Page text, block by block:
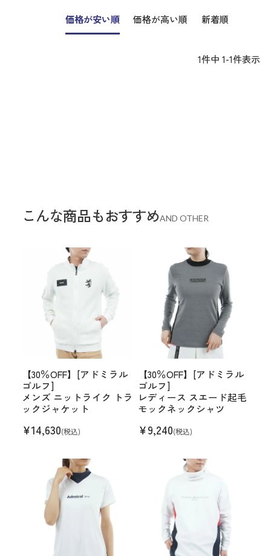
価格が安い順 価格が高い順 新着順
1件中 1-1件表示
こんな商品もおすすめAND OTHER
【30％OFF】[アドミラル
ゴルフ]
メンズ ニットライク トラ
ックジャケット
¥14,630(税込)
【30％OFF】[アドミラル
ゴルフ]
レディース スエード起毛
モックネックシャツ
¥9,240(税込)